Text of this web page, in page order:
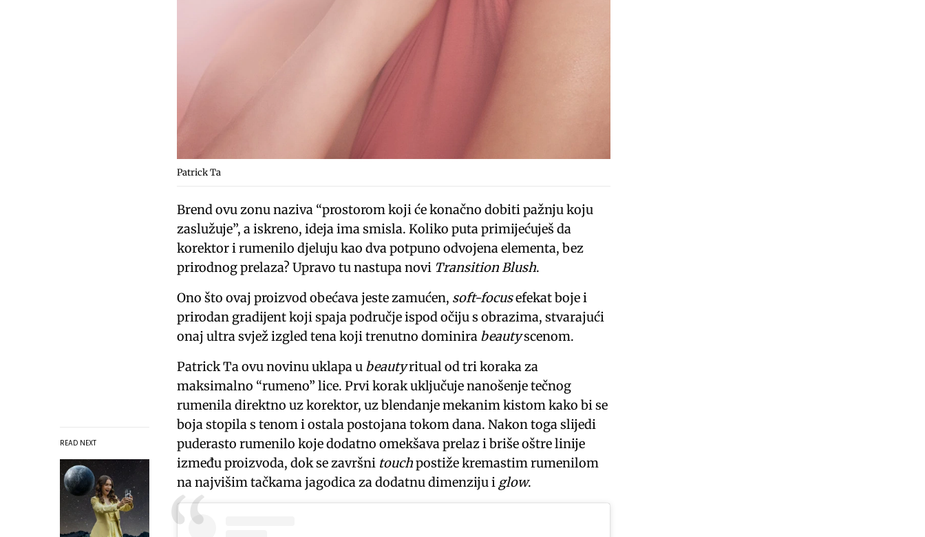
READ NEXT
Patrick Ta
Brend ovu zonu naziva “prostorom koji će konačno dobiti pažnju koju
zaslužuje”, a iskreno, ideja ima smisla. Koliko puta primijećuješ da
korektor i rumenilo djeluju kao dva potpuno odvojena elementa, bez
prirodnog prelaza? Upravo tu nastupa novi Transition Blush.
Ono što ovaj proizvod obećava jeste zamućen, soft-focusefekat boje i
prirodan gradijent koji spaja područje ispod očiju s obrazima, stvarajući
onaj ultra svjež izgled tena koji trenutno dominira beautyscenom.
Patrick Ta ovu novinu uklapa u beautyritual od tri koraka za
maksimalno “rumeno” lice. Prvi korak uključuje nanošenje tečnog
rumenila direktno uz korektor, uz blendanje mekanim kistom kako bi se
boja stopila s tenom i ostala postojana tokom dana. Nakon toga slijedi
puderasto rumenilo koje dodatno omekšava prelaz i briše oštre linije
između proizvoda, dok se završni touchpostiže kremastim rumenilom
na najvišim tačkama jagodica za dodatnu dimenziju i glow.